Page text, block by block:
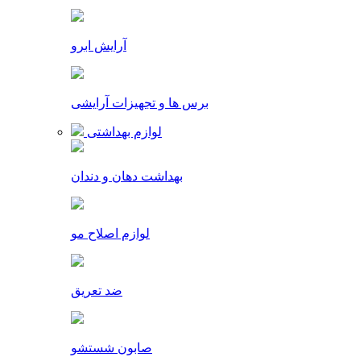
آرایش ابرو
برس ها و تجهیزات آرایشی
لوازم بهداشتی
بهداشت دهان و دندان
لوازم اصلاح مو
ضد تعریق
صابون شستشو